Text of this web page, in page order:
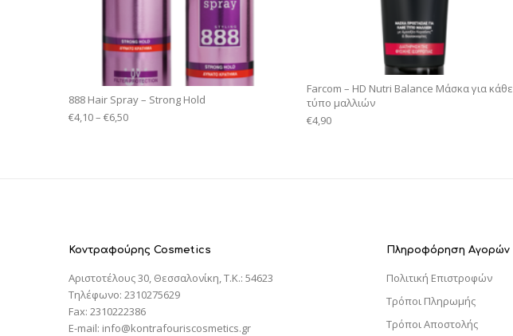
888 Hair Spray – Strong Hold
€4,10– €6,50
Farcom – HD Nutri Balance Mάσκα για κάθε
τύπο μαλλιών
€4,90
Κοντραφούρης Cosmetics
Αριστοτέλους 30, Θεσσαλονίκη, T.K.: 54623
Τηλέφωνο: 2310275629
Fax: 2310222386
E-mail: info@kontrafouriscosmetics.gr
Πληροφόρηση Αγορών
Πολιτική Επιστροφών
Τρόποι Πληρωμής
Τρόποι Αποστολής